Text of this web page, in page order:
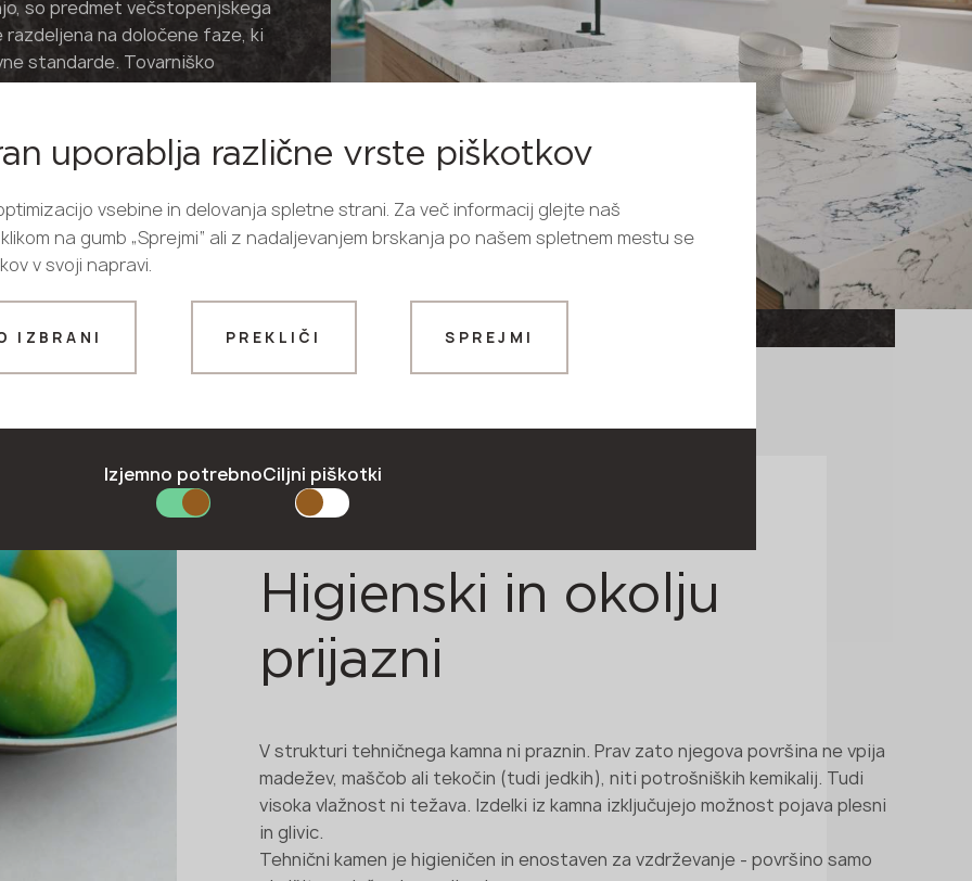
so predmet večstopenjskega
na določene faze, ki
standarde. Tovarniško
leta ostane v prvotnem
umetni kremen niso težava.
material za kuhinjsko
Higienski in okolju
prijazni
V strukturi tehničnega kamna ni praznin. Prav zato njegova površina ne vpija
madežev, maščob ali tekočin (tudi jedkih), niti potrošniških kemikalij. Tudi
visoka vlažnost ni težava. Izdelki iz kamna izključujejo možnost pojava plesni
in glivic.
Tehnični kamen je higieničen in enostaven za vzdrževanje - površino samo
uporablja različne vrste piškotkov
vsebine in delovanja spletne strani. Za več informacij glejte naš
klikom na gumb „Sprejmi“ ali z nadaljevanjem brskanja po našem spletnem mestu se
v svoji napravi.
IZBRANI PREKLIČI SPREJMI
Izjemno potrebnoCiljni piškotki